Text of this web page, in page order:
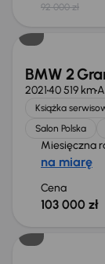
92 000 zł
Świeżo
BMW 2
202140 519 km
Książka
Salon Polska
Miesięczna
na miarę
Cena
103 000 zł